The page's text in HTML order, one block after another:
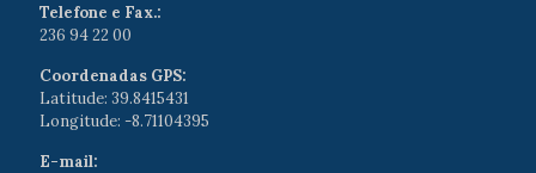
Telefone e Fax.:
236 94 22 00
Coordenadas GPS:
Latitude: 39.8415431
Longitude: -8.71104395
E-mail: